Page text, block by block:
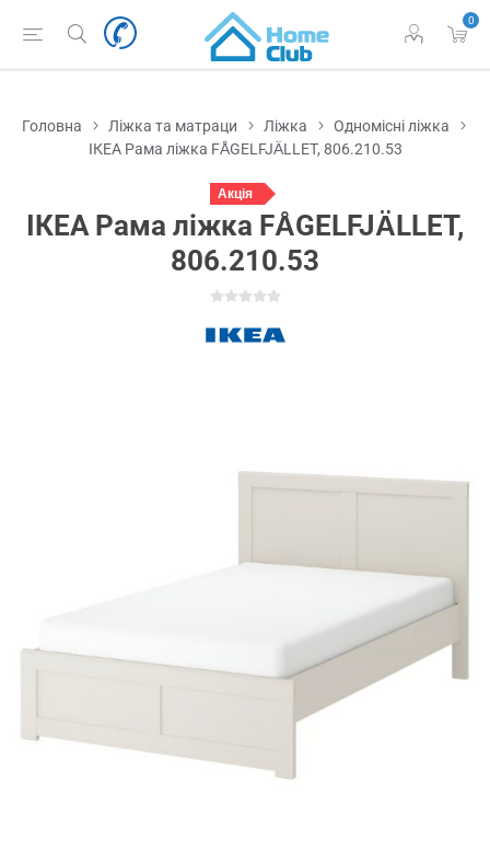
0
Головна Ліжка та матраци Ліжка
Одномісні ліжка
ІКЕА Рама ліжка FÅGELFJÄLLET, 806.210.53
Акція
ІКЕА Рама ліжка FÅGELFJÄLLET,
806.210.53